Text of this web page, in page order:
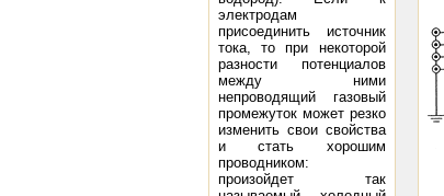
электродам
присоединить источник
тока, то при некоторой
разности потенциалов
между ними
непроводящий газовый
промежуток может резко
изменить свои свойства
и стать хорошим
проводником:
произойдет так